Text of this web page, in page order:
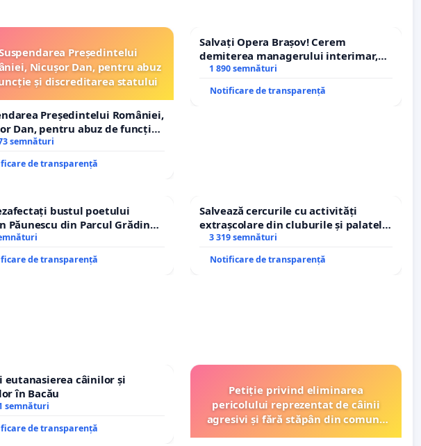
Președintelui
Nicușor Dan, pentru abuz
și discreditarea statului
Președintelui României,
Dan, pentru abuz de funcție
statului
semnături
de transparență
Salvați Opera Brașov! Cerem
demiterea managerului interimar,
Petrean Lucian-Marius!
1 890 semnături
Notificare de transparență
bustul poetului
Păunescu din Parcul Grădina
Stop cenzurii culturale!
de transparență
Salvează cercurile cu activități
extrașcolare din cluburile și palatele
copiilor
3 319 semnături
Notificare de transparență
eutanasierea câinilor și
în Bacău
semnături
de transparență
Petiție privind eliminarea
pericolului reprezentat de câinii
agresivi și fără stăpân din comuna